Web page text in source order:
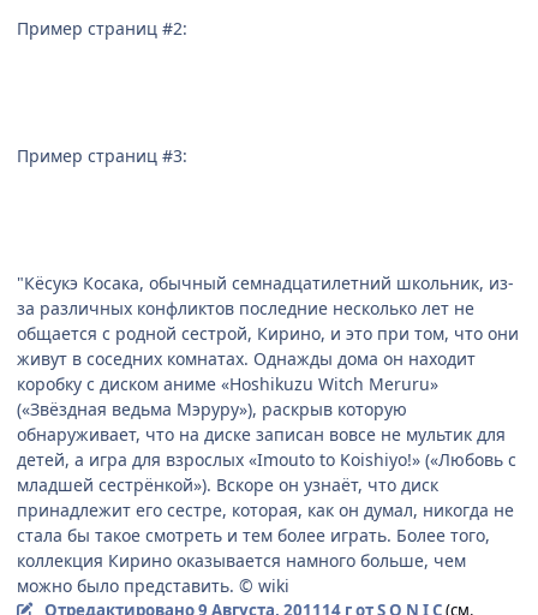
Пример страниц #2:
Пример страниц #3:
"Кёсукэ Косака, обычный семнадцатилетний школьник, из-
за различных конфликтов последние несколько лет не
общается с родной сестрой, Кирино, и это при том, что они
живут в соседних комнатах. Однажды дома он находит
коробку с диском аниме «Hoshikuzu Witch Meruru»
(«Звёздная ведьма Мэруру»), раскрыв которую
обнаруживает, что на диске записан вовсе не мультик для
детей, а игра для взрослых «Imouto to Koishiyo!» («Любовь с
младшей сестрёнкой»). Вскоре он узнаёт, что диск
принадлежит его сестре, которая, как он думал, никогда не
стала бы такое смотреть и тем более играть. Более того,
коллекция Кирино оказывается намного больше, чем
можно было представить. © wiki